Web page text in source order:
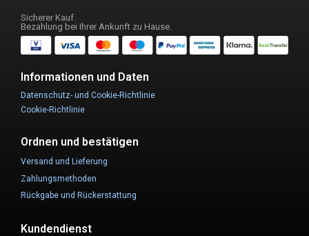
Sicherer Kauf.
Bezahlung bei Ihrer Ankunft zu Hause.
Informationen und Daten
Datenschutz- und Cookie-Richtlinie
Cookie-Richtlinie
Ordnen und bestätigen
Versand und Lieferung
Zahlungsmethoden
Rückgabe und Rückerstattung
Kundendienst